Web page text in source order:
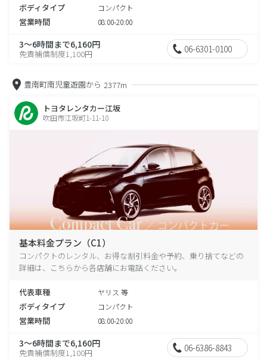
ボディタイプ コンパクト
営業時間 08:00-20:00
3～6時間まで6,160円
免責補償制度1,100円 06-6301-0100
豊南町南児童遊園から 2377m
トヨタレンタカー江坂
吹田市江坂町1-11-10
基本料金プラン（C1）
コンパクトのレンタル、お得な割引料金や予約、乗り捨てなどの
詳細は、こちらから各店舗にお電話ください。
代表車種 ヤリス 等
ボディタイプ コンパクト
営業時間 08:00-20:00
3～6時間まで6,160円
免責補償制度1,100円 06-6386-8843